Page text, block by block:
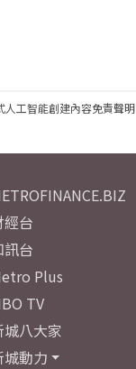
人工智能創建內容免責聲明
經台
訊台
Plus
TV
城八大家
城動力